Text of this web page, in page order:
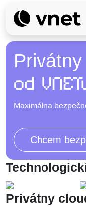
od
Maximálna
Chcem
Privátny